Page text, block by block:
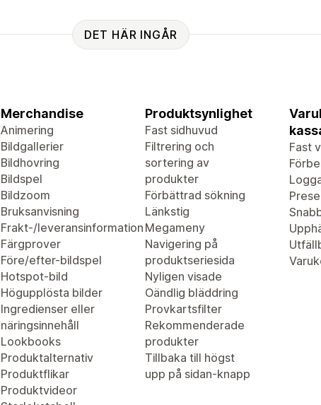
DET HÄR INGÅR
Merchandise
Animering
Bildgallerier
Bildhovring
Bildspel
Bildzoom
Bruksanvisning
Frakt-/leveransinformation
Färgprover
Före/efter-bildspel
Hotspot-bild
Högupplösta bilder
Ingredienser eller
näringsinnehåll
Lookbooks
Produktalternativ
Produktflikar
Produktvideor
Produktsynlighet
Fast sidhuvud
Filtrering och
sortering av
produkter
Förbättrad sökning
Länkstig
Megameny
Navigering på
produktseriesida
Nyligen visade
Oändlig bläddring
Provkartsfilter
Rekommenderade
produkter
Tillbaka till högst
upp på sidan-knapp
Fast